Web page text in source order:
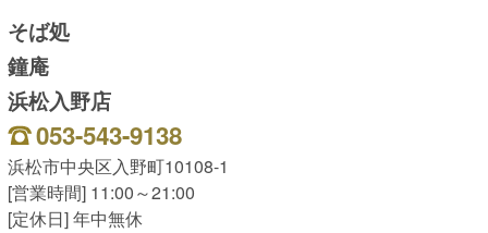
そば処
鐘庵
浜松入野店
053-543-9138
浜松市中央区入野町10108-1
[営業時間] 11:00～21:00
[定休日] 年中無休